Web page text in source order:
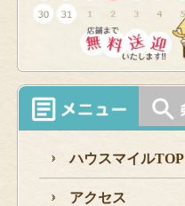
ハウスマイルTOP
アクセス